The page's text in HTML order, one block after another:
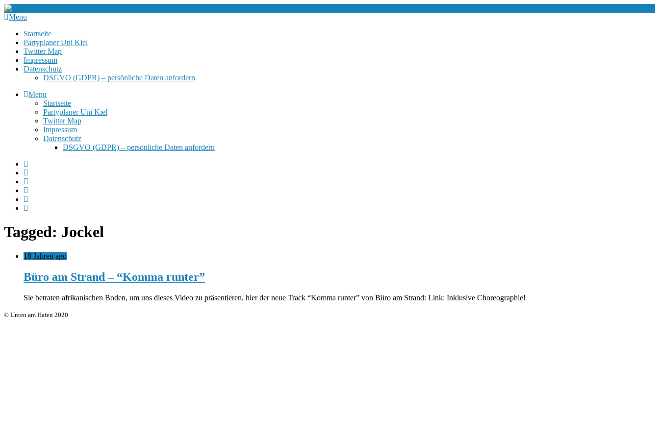
Menu
Startseite
Partyplaner Uni Kiel
Twitter Map
Impressum
Datenschutz
DSGVO (GDPR) – persönliche Daten anfordern
Menu
Startseite
Partyplaner Uni Kiel
Twitter Map
Impressum
Datenschutz
DSGVO (GDPR) – persönliche Daten anfordern
Tagged: Jockel
18 Jahren ago
Büro am Strand – “Komma runter”
Sie betraten afrikanischen Boden, um uns dieses Video zu präsentieren, hier der neue Track “Komma runter” von Büro am Strand: Link: Inklusive Choreographie!
© Unten am Hafen 2020